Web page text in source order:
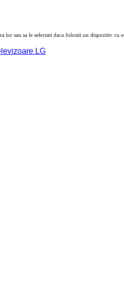
lor sau sa le selectati daca folositi un dispozitiv cu
LG